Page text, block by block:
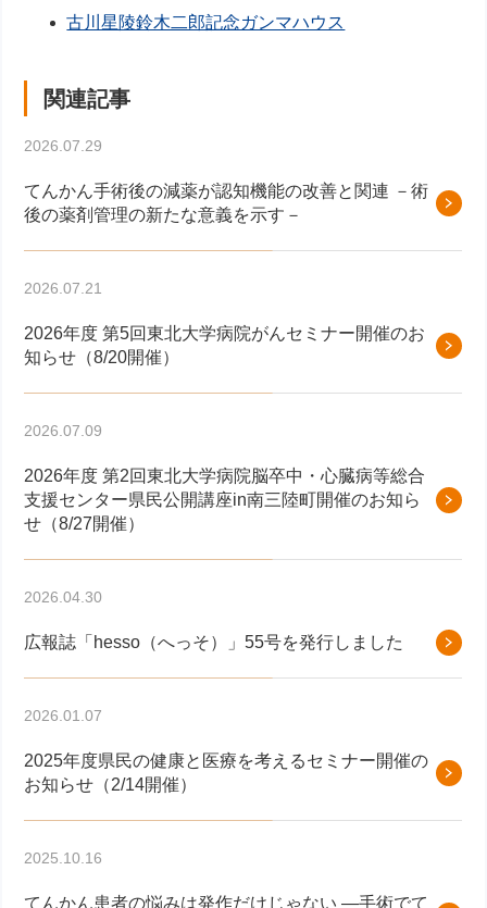
古川星陵鈴木二郎記念ガンマハウス
関連記事
2026.07.29
てんかん手術後の減薬が認知機能の改善と関連 －術
後の薬剤管理の新たな意義を示す－
2026.07.21
2026年度 第5回東北大学病院がんセミナー開催のお
知らせ（8/20開催）
2026.07.09
2026年度 第2回東北大学病院脳卒中・心臓病等総合
支援センター県民公開講座in南三陸町開催のお知ら
せ（8/27開催）
2026.04.30
広報誌「hesso（へっそ）」55号を発行しました
2026.01.07
2025年度県民の健康と医療を考えるセミナー開催の
お知らせ（2/14開催）
2025.10.16
てんかん患者の悩みは発作だけじゃない ―手術でて